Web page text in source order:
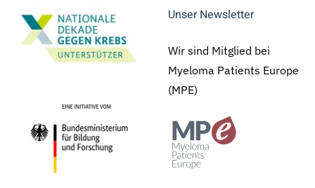
Unser Newsletter
Wir sind Mitglied bei
Myeloma Patients Europe
(MPE)